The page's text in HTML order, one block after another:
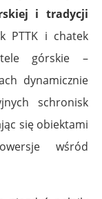
i tradycji
PTTK i chatek
górskie –
dynamicznie
schronisk
się obiektami
wśród